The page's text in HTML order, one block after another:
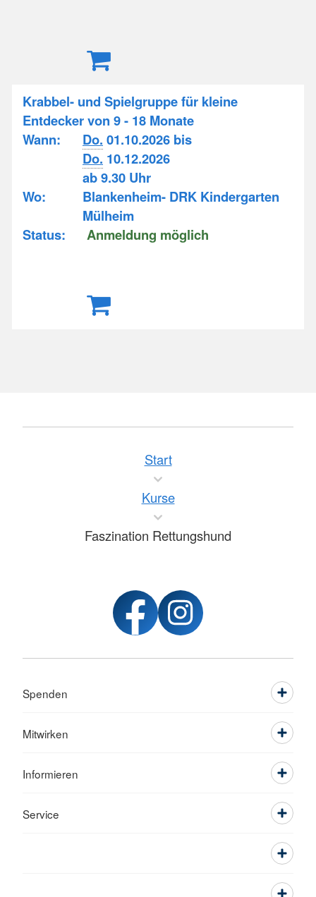
Krabbel- und Spielgruppe für kleine
Entdecker von 9 - 18 Monate
Wann:
Do. 01.10.2026 bis
Do. 10.12.2026
ab 9.30 Uhr
Wo:
Blankenheim- DRK Kindergarten
Mülheim
Status:
Anmeldung möglich
Start
Kurse
Faszination Rettungshund
Spenden
Mitwirken
Informieren
Service